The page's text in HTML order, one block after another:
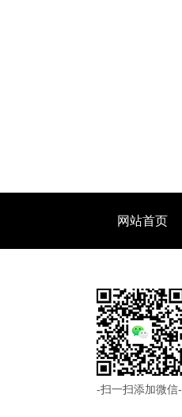
网站首页
-扫一扫添加微信-